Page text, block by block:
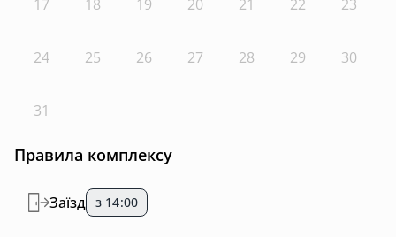
17 18 19 20 21 22 23
24 25 26 27 28 29 30
31
Правила комплексу
Заїзд з 14:00